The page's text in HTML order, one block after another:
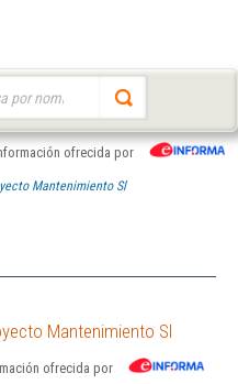
ofrecida por
Mantenimiento Sl
Mantenimiento Sl
ofrecida por